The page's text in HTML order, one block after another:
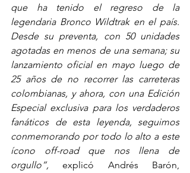
que ha tenido el regreso de la
legendaria Bronco Wildtrak en el país.
Desde su preventa, con 50 unidades
agotadas en menos de una semana; su
lanzamiento oficial en mayo luego de
25 años de no recorrer las carreteras
colombianas, y ahora, con una Edición
Especial exclusiva para los verdaderos
fanáticos de esta leyenda, seguimos
conmemorando por todo lo alto a este
ícono off-road que nos llena de
orgullo”, explicó Andrés Barón,